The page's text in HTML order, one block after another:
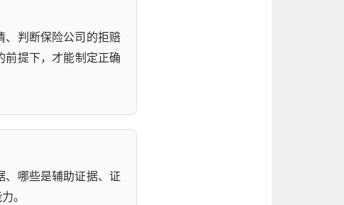
、判断保险公司的拒赔
提下，才能制定正确
、哪些是辅助证据、证
。